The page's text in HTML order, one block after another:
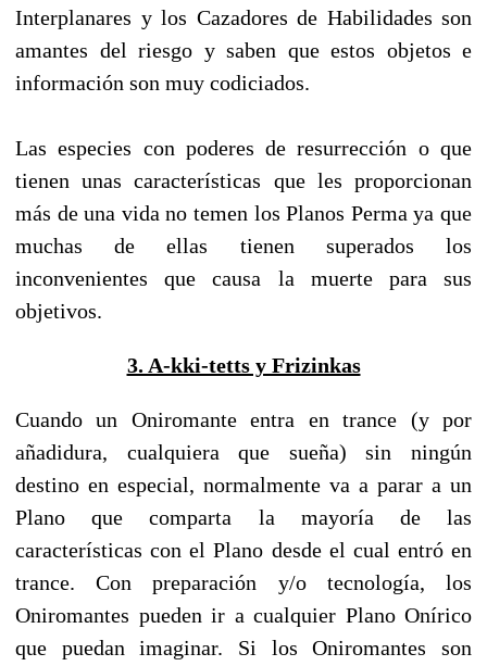
Interplanares y los Cazadores de Habilidades son
amantes del riesgo y saben que estos objetos e
información son muy codiciados.
Las especies con poderes de resurrección o que
tienen unas características que les proporcionan
más de una vida no temen los Planos Perma ya que
muchas de ellas tienen superados los
inconvenientes que causa la muerte para sus
objetivos.
3. A-kki-tetts y Frizinkas
Cuando un Oniromante entra en trance (y por
añadidura, cualquiera que sueña) sin ningún
destino en especial, normalmente va a parar a un
Plano que comparta la mayoría de las
características con el Plano desde el cual entró en
trance. Con preparación y/o tecnología, los
Oniromantes pueden ir a cualquier Plano Onírico
que puedan imaginar. Si los Oniromantes son